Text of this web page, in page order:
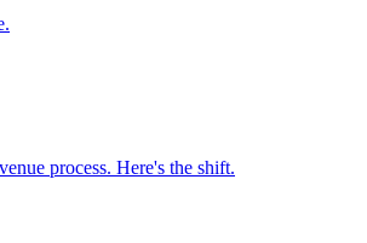
process. Here's the shift.